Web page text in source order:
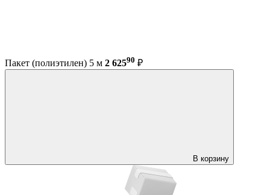
Пакет (полиэтилен) 5 м 2 62590 ₽
В корзину